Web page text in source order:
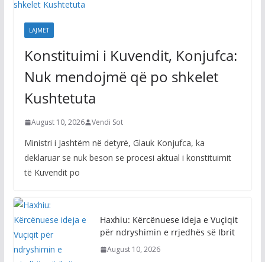
LAJMET
Konstituimi i Kuvendit, Konjufca:
Nuk mendojmë që po shkelet
Kushtetuta
August 10, 2026 Vendi Sot
Ministri i Jashtëm në detyrë, Glauk Konjufca, ka
deklaruar se nuk beson se procesi aktual i konstituimit
të Kuvendit po
Haxhiu: Kërcënuese ideja e Vuçiqit
për ndryshimin e rrjedhës së Ibrit
August 10, 2026